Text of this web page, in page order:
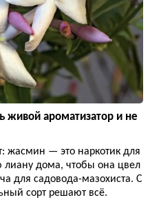
живой ароматизатор и не
жасмин — это наркотик для
лиану дома, чтобы она цвел
для садовода-мазохиста. С
сорт решают всё.